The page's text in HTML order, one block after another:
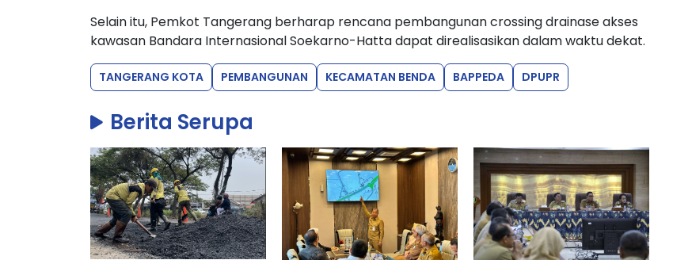
Selain itu, Pemkot Tangerang berharap rencana pembangunan crossing drainase akses
kawasan Bandara Internasional Soekarno-Hatta dapat direalisasikan dalam waktu dekat.
TANGERANG KOTA PEMBANGUNAN KECAMATAN BENDA BAPPEDA DPUPR
Berita Serupa